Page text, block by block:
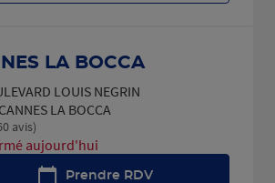
LA BOCCA
LOUIS NEGRIN
LA BOCCA
de 4.5 sur 5
avis)
aujourd'hui
Prendre RDV